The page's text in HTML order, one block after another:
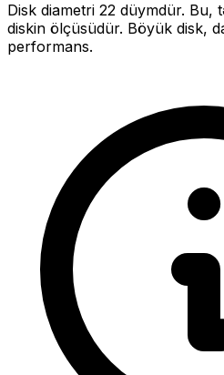
Disk diametri 22 düymdür. Bu,
diskin ölçüsüdür. Böyük disk,
performans.